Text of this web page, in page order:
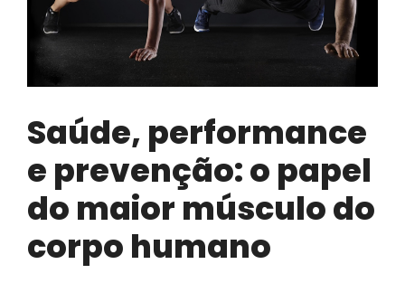
Saúde, performance
e prevenção: o papel
do maior músculo do
corpo humano